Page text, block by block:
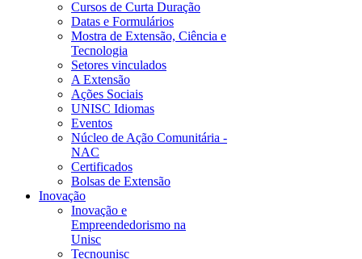
Cursos de Curta Duração
Datas e Formulários
Mostra de Extensão, Ciência e
Tecnologia
Setores vinculados
A Extensão
Ações Sociais
UNISC Idiomas
Eventos
Núcleo de Ação Comunitária -
NAC
Certificados
Bolsas de Extensão
Inovação
Inovação e
Empreendedorismo na
Unisc
Tecnounisc